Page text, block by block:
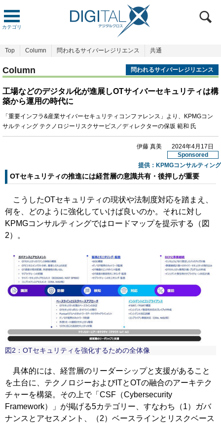
カテゴリ
Top Column 問われるサイバーレジリエンス 共通
Column 問われるサイバーレジリエンス
工場などのデジタル化が進展しOTサイバーセキュリティは構
築から運用の時代に
「重要インフラ&産業サイバーセキュリティコンファレンス」より、KPMGコン
サルティング テクノロジーリスクサービス／ディレクターの保坂 範和 氏
伊藤 真美
2024年4月17日
Sponsored
提供： KPMGコンサルティング
OTセキュリティの推進には経営層の意識共有・後押しが重要
こうしたOTセキュリティの現状や法制度対応を踏まえ、
何を、どのように強化していけば良いのか。それに対し
KPMGコンサルティングではロードマップを提示する（図
2）。
図2：OTセキュリティを強化するための全体像
具体的には、経営層のリーダーシップと支援があること
を土台に、テクノロジーおよびITとOTの融合のアーキテク
チャーを構築。その上で「CSF（Cybersecurity
Framework）」が掲げる5カテゴリー、すなわち（1）ガバ
ナンスとアセスメント、（2）ベースラインとリスクベース